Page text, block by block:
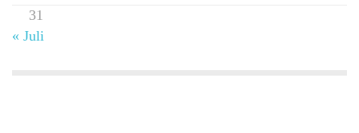
31
« Juli